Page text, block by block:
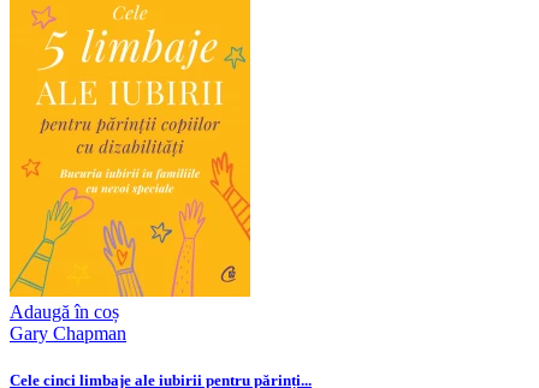
Adaugă în coș
Gary Chapman
Cele cinci limbaje ale iubirii pentru părinți...